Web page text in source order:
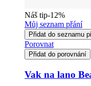
Náš tip-12%
Můj seznam přání
Přidat do seznamu
Porovnat
Přidat do porovnání
Vak na lano